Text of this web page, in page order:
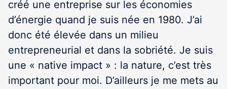
créé une entreprise sur les économies
d’énergie quand je suis née en 1980. J’ai
donc été élevée dans un milieu
entrepreneurial et dans la sobriété. Je suis
une « native impact » : la nature, c’est très
important pour moi. D’ailleurs je me mets au